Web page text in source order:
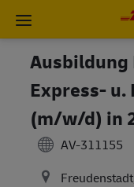
Express-
(m/w/d) in
AV-311155